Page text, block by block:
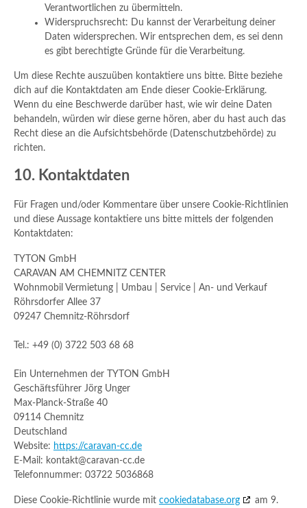
Verantwortlichen zu übermitteln.
Widerspruchsrecht: Du kannst der Verarbeitung deiner
Daten widersprechen. Wir entsprechen dem, es sei denn
es gibt berechtigte Gründe für die Verarbeitung.
Um diese Rechte auszuüben kontaktiere uns bitte. Bitte beziehe
dich auf die Kontaktdaten am Ende dieser Cookie-Erklärung.
Wenn du eine Beschwerde darüber hast, wie wir deine Daten
behandeln, würden wir diese gerne hören, aber du hast auch das
Recht diese an die Aufsichtsbehörde (Datenschutzbehörde) zu
richten.
10. Kontaktdaten
Für Fragen und/oder Kommentare über unsere Cookie-Richtlinien
und diese Aussage kontaktiere uns bitte mittels der folgenden
Kontaktdaten:
TYTON GmbH
CARAVAN AM CHEMNITZ CENTER
Wohnmobil Vermietung | Umbau | Service | An- und Verkauf
Röhrsdorfer Allee 37
09247 Chemnitz-Röhrsdorf
Tel.: +49 (0) 3722 503 68 68
Ein Unternehmen der TYTON GmbH
Geschäftsführer Jörg Unger
Max-Planck-Straße 40
09114 Chemnitz
Deutschland
Website: https://caravan-cc.de
E-Mail: kontakt@caravan-cc.de
Telefonnummer: 03722 5036868
Diese Cookie-Richtlinie wurde mit cookiedatabase.org
am 9.